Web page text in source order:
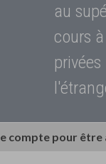
au
cours
compte pour